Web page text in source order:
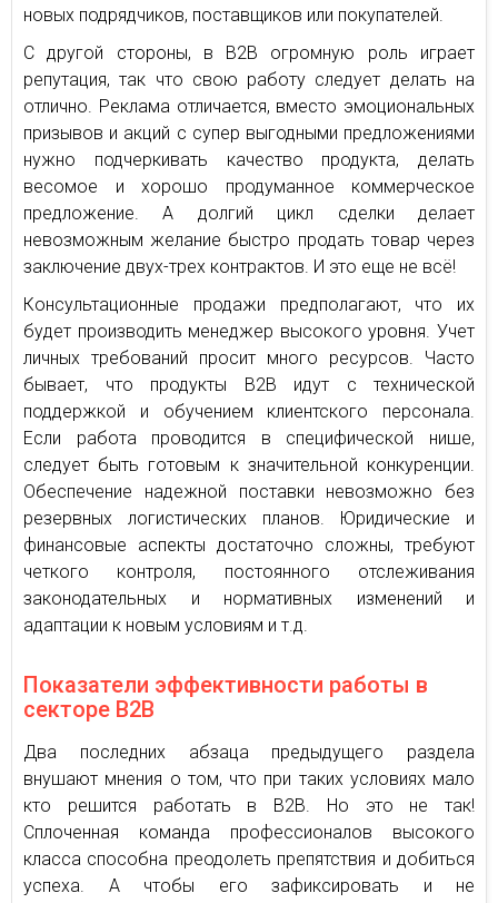
новых подрядчиков, поставщиков или покупателей.
С другой стороны, в В2В огромную роль играет
репутация, так что свою работу следует делать на
отлично. Реклама отличается, вместо эмоциональных
призывов и акций с супер выгодными предложениями
нужно подчеркивать качество продукта, делать
весомое и хорошо продуманное коммерческое
предложение. А долгий цикл сделки делает
невозможным желание быстро продать товар через
заключение двух-трех контрактов. И это еще не всё!
Консультационные продажи предполагают, что их
будет производить менеджер высокого уровня. Учет
личных требований просит много ресурсов. Часто
бывает, что продукты В2В идут с технической
поддержкой и обучением клиентского персонала.
Если работа проводится в специфической нише,
следует быть готовым к значительной конкуренции.
Обеспечение надежной поставки невозможно без
резервных логистических планов. Юридические и
финансовые аспекты достаточно сложны, требуют
четкого контроля, постоянного отслеживания
законодательных и нормативных изменений и
адаптации к новым условиям и т.д.
Показатели эффективности работы в
секторе В2В
Два последних абзаца предыдущего раздела
внушают мнения о том, что при таких условиях мало
кто решится работать в В2В. Но это не так!
Сплоченная команда профессионалов высокого
класса способна преодолеть препятствия и добиться
успеха. А чтобы его зафиксировать и не